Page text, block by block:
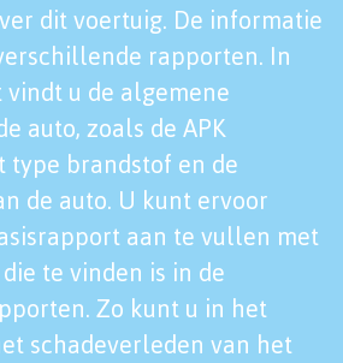
dit voertuig. De informatie
rapporten. In
u de algemene
auto, zoals de APK
type brandstof en de
de auto. U kunt ervoor
aan te vullen met
te vinden is in de
Zo kunt u in het
schadeverleden van het